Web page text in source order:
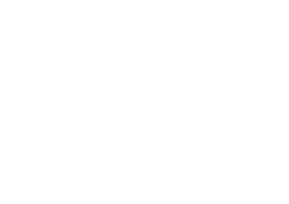
ださい。
されるも
販売店・
願いしま
登録され
以下、
タル酸ジブチ
、
取得する
の製造装
します。
引きをい
ン制御